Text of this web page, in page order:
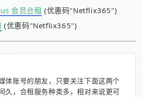
会员合租 (优惠码"Netflix365")
(优惠码"Netflix365")
体账号的朋友，只要关注下面这两个
久，合租服务种类多，相对来说更可